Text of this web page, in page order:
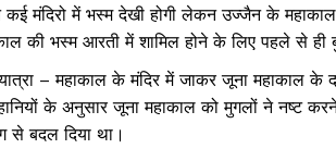
मंदिरो में भस्म देखी होगी लेकन उज्जैन के
की भस्म आरती में शामिल होने के लिए पहले से ही
– महाकाल के मंदिर में जाकर जूना महाकाल के
के अनुसार जूना महाकाल को मुगलों ने नष्ट
से बदल दिया था।